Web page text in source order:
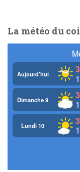
r
c
La météo du